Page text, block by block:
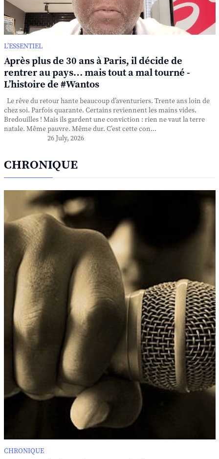
L’ESSENTIEL
Après plus de 30 ans à Paris, il décide de
rentrer au pays… mais tout a mal tourné -
L’histoire de #Wantos
Le rêve du retour hante beaucoup d’aventuriers. Trente ans loin de
chez soi. Parfois quarante. Certains reviennent les mains vides.
Bredouilles ! Mais ils gardent une conviction : rien ne vaut la terre
natale. Même pauvre. Même dur. C’est cette con...
26 July, 2026
CHRONIQUE
CHRONIQUE